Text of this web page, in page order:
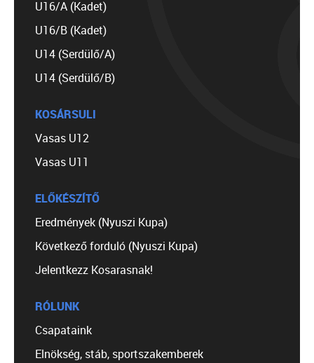
U16/A (Kadet)
U16/B (Kadet)
U14 (Serdülő/A)
U14 (Serdülő/B)
KOSÁRSULI
Vasas U12
Vasas U11
ELŐKÉSZÍTŐ
Eredmények (Nyuszi Kupa)
Következő forduló (Nyuszi Kupa)
Jelentkezz Kosarasnak!
RÓLUNK
Csapataink
Elnökség, stáb, sportszakemberek